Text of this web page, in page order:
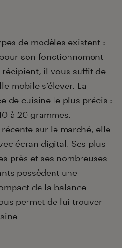
de modèles existent :
son fonctionnement
récipient, il vous suffit de
mobile s’élever. La
de cuisine le plus précis :
à 20 grammes.
sur le marché, elle
écran digital. Ses plus
près et ses nombreuses
possèdent une
de la balance
permet de lui trouver